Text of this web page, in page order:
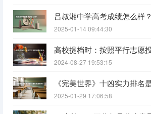
吕叔湘中学高考成绩怎么样？
2025-01-14 09:44:30
2024-08-27 19:53:15
2025-01-29 17:06:58